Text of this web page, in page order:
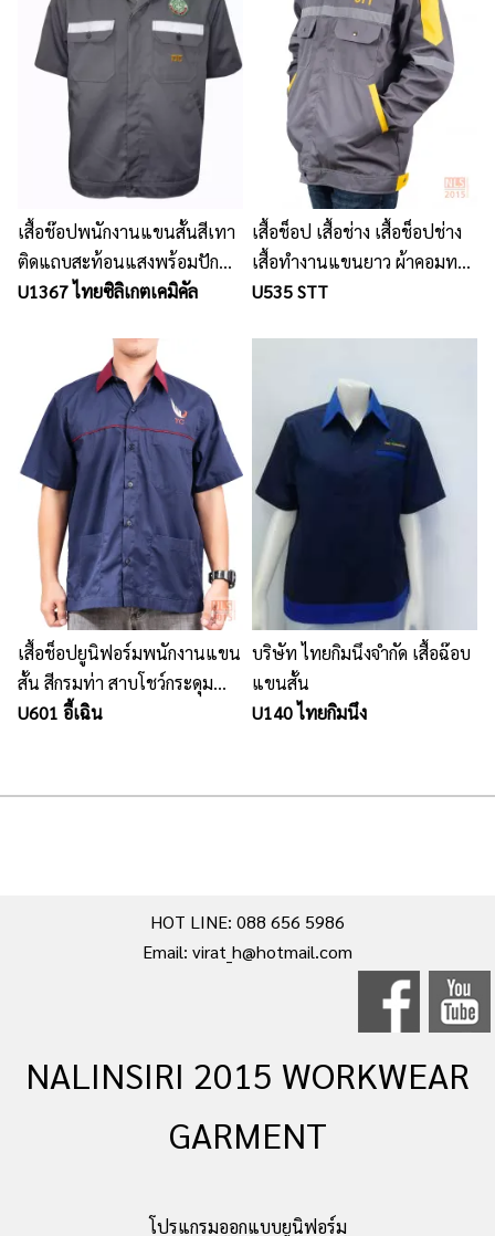
เสื้อช๊อปพนักงานแขนสั้นสีเทา
ติดแถบสะท้อนแสงพร้อมปัก
โลโก้
U1367 ไทยซิลิเกตเคมิคัล
เสื้อช็อป เสื้อช่าง เสื้อช็อปช่าง
เสื้อทำงานแขนยาว ผ้าคอมทวิว
คาดแถบสะท้อนแสง
U535 STT
เสื้อช็อปยูนิฟอร์มพนักงานแขน
สั้น สีกรมท่า สาบโชว์กระดุม
ขลิบแดง
U601 อี้เฉิน
บริษัท ไทยกิมนึงจำกัด เสื้อฉ๊อบ
แขนสั้น
U140 ไทยกิมนึง
HOT LINE: 088 656 5986
Email: virat_h@hotmail.com
NALINSIRI 2015 WORKWEAR
GARMENT
โปรแกรมออกแบบยูนิฟอร์ม